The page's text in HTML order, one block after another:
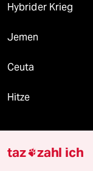
Hybrider Krieg
Jemen
Ceuta
Hitze
Verlag
taz zahl ich